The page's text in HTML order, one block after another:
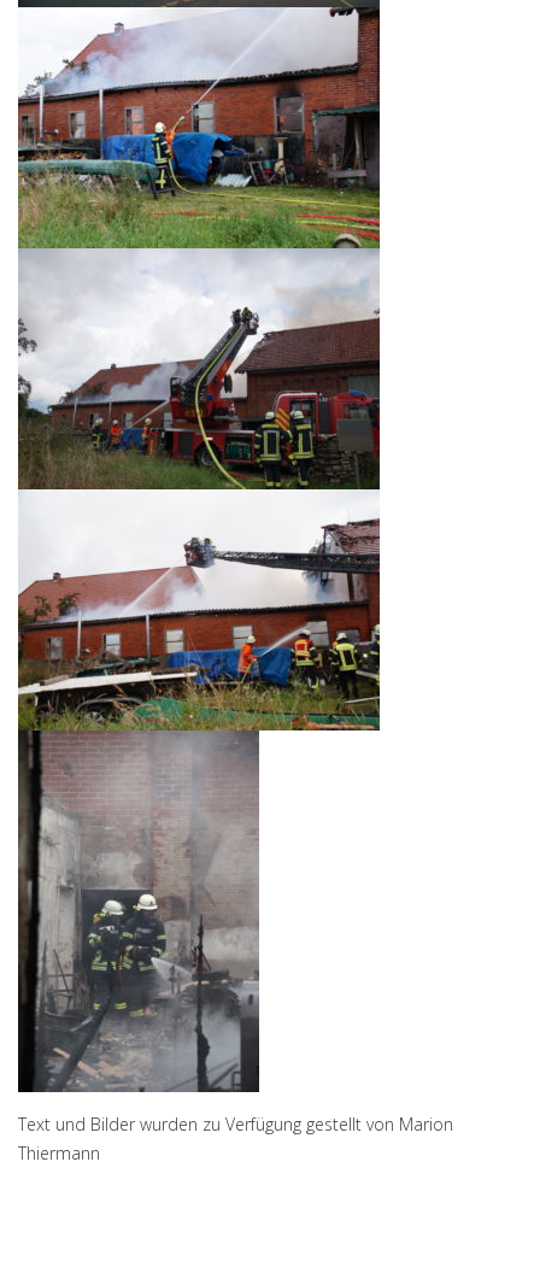
Text und Bilder wurden zu Verfügung gestellt von Marion
Thiermann